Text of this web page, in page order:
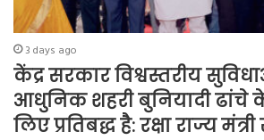
3 days ago
केंद्र सरकार विश्वस्तरीय
आधुनिक शहरी बुनियादी
लिए प्रतिबद्ध है: रक्षा राज्य